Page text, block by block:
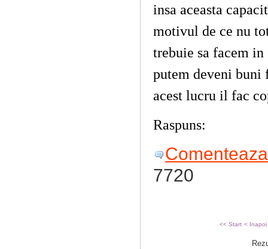
insa aceasta
motivul de ce nu
trebuie sa facem
putem deveni buni
acest lucru il fac
Raspuns:
7720
<< Start < Inapoi